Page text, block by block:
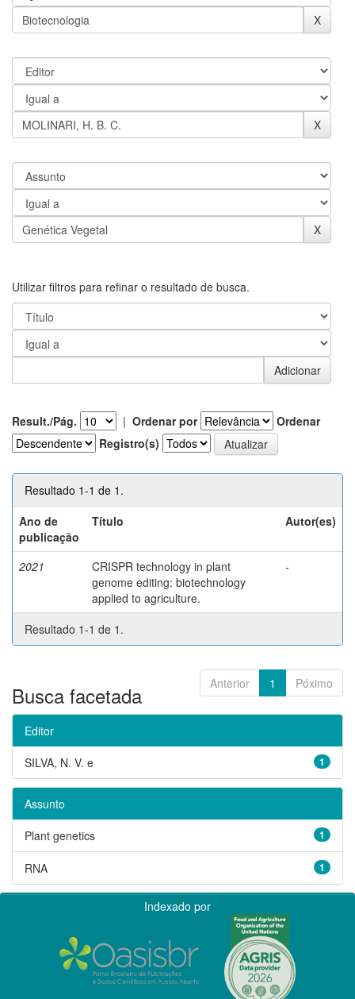
Utilizar filtros para refinar o resultado de busca.
Result./Pág. | Ordenar por
Ordenar
Registro(s)
Resultado 1-1 de 1.
Ano de
publicação
Título Autor(es)
2021
CRISPR technology in plant
genome editing: biotechnology
applied to agriculture.
-
Resultado 1-1 de 1.
Anterior 1 Póximo
Busca facetada
Editor
1
SILVA, N. V. e
Assunto
1
Plant genetics
1
RNA
Indexado por